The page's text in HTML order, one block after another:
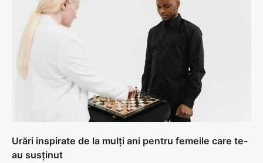
Urări inspirate de la mulți ani pentru femeile care te-
au susținut